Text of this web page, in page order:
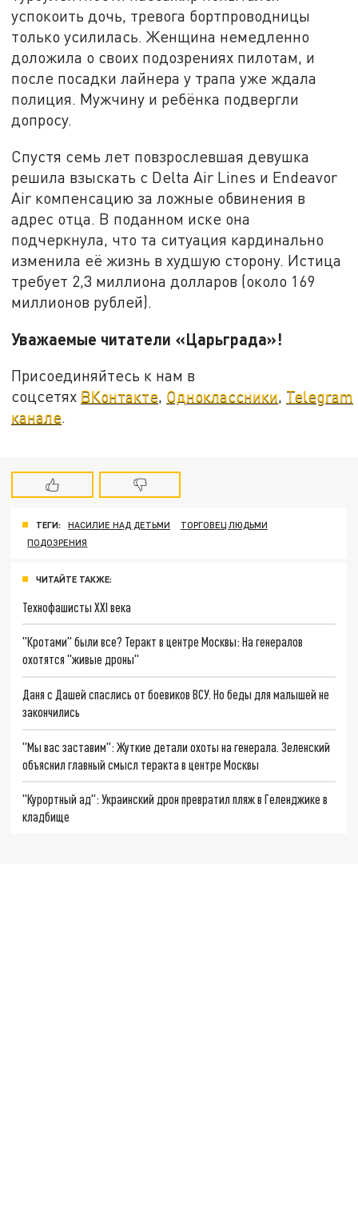
успокоить дочь, тревога бортпроводницы
только усилилась. Женщина немедленно
доложила о своих подозрениях пилотам, и
после посадки лайнера у трапа уже ждала
полиция. Мужчину и ребёнка подвергли
допросу.
Спустя семь лет повзрослевшая девушка
решила взыскать с Delta Air Lines и Endeavor
Air компенсацию за ложные обвинения в
адрес отца. В поданном иске она
подчеркнула, что та ситуация кардинально
изменила её жизнь в худшую сторону. Истица
требует 2,3 миллиона долларов (около 169
миллионов рублей).
Уважаемые читатели «Царьграда»!
Присоединяйтесь к нам в
соцсетях ВКонтакте, Одноклассники, Telegram
канале.
ТЕГИ: НАСИЛИЕ НАД ДЕТЬМИ
ТОРГОВЕЦ ЛЮДЬМИ
ПОДОЗРЕНИЯ
ЧИТАЙТЕ ТАКЖЕ:
Технофашисты XXI века
"Кротами" были все? Теракт в центре Москвы: На генералов
охотятся "живые дроны"
Даня с Дашей спаслись от боевиков ВСУ. Но беды для малышей не
закончились
"Мы вас заставим": Жуткие детали охоты на генерала. Зеленский
объяснил главный смысл теракта в центре Москвы
"Курортный ад": Украинский дрон превратил пляж в Геленджике в
кладбище